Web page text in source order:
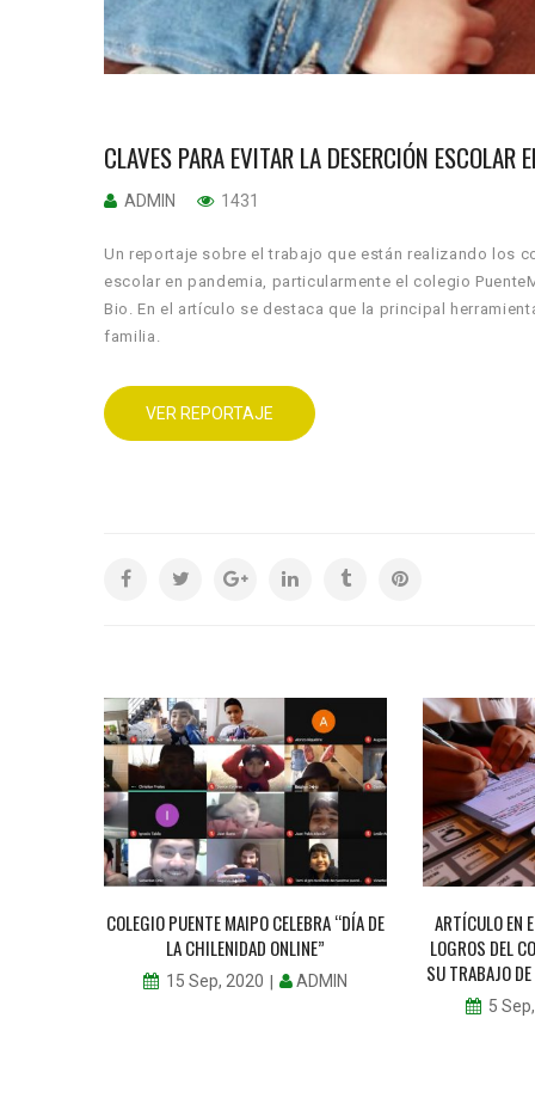
CLAVES PARA EVITAR LA DESERCIÓN ESCOLAR
ADMIN 1431
Un reportaje sobre el trabajo que están realizando los
escolar en pandemia, particularmente el colegio
Bio. En el artículo se destaca que la principal
familia.
VER REPORTAJE
COLEGIO PUENTE MAIPO CELEBRA “DÍA DE
LA CHILENIDAD ONLINE”
15 Sep, 2020 ADMIN
ARTÍCULO EN
LOGROS DEL
SU TRABAJO
5